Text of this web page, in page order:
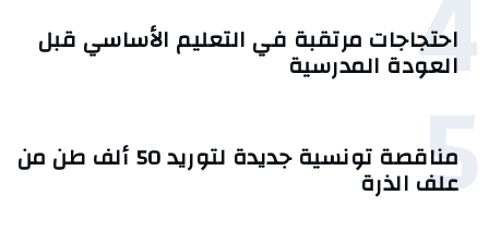
احتجاجات مرتقبة في التعليم الأساسي قبل
العودة المدرسية
5 مناقصة تونسية جديدة لتوريد 50 ألف طن من
علف الذرة